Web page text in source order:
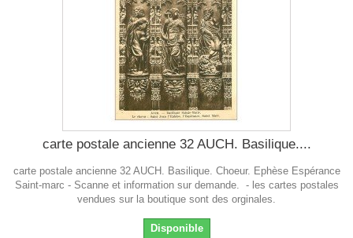
carte postale ancienne 32 AUCH. Basilique....
carte postale ancienne 32 AUCH. Basilique. Choeur. Ephèse Espérance
Saint-marc - Scanne et information sur demande. - les cartes postales
vendues sur la boutique sont des orginales.
Disponible